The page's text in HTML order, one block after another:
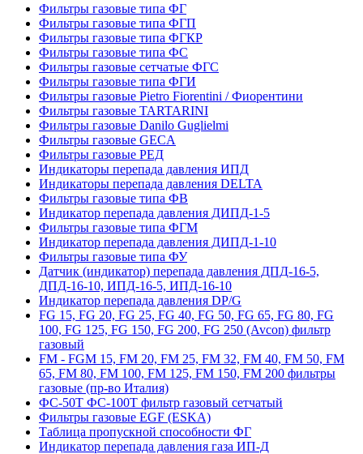
Фильтры газовые типа ФГ
Фильтры газовые типа ФГП
Фильтры газовые типа ФГКР
Фильтры газовые типа ФС
Фильтры газовые сетчатые ФГС
Фильтры газовые типа ФГИ
Фильтры газовые Pietro Fiorentini / Фиорентини
Фильтры газовые TARTARINI
Фильтры газовые Danilo Guglielmi
Фильтры газовые GECA
Фильтры газовые РЕД
Индикаторы перепада давления ИПД
Индикаторы перепада давления DELTA
Фильтры газовые типа ФВ
Индикатор перепада давления ДИПД-1-5
Фильтры газовые типа ФГМ
Индикатор перепада давления ДИПД-1-10
Фильтры газовые типа ФУ
Датчик (индикатор) перепада давления ДПД-16-5,
ДПД-16-10, ИПД-16-5, ИПД-16-10
Индикатор перепада давления DP/G
FG 15, FG 20, FG 25, FG 40, FG 50, FG 65, FG 80, FG
100, FG 125, FG 150, FG 200, FG 250 (Avcon) фильтр
газовый
FM - FGM 15, FM 20, FM 25, FM 32, FM 40, FM 50, FM
65, FM 80, FM 100, FM 125, FM 150, FM 200 фильтры
газовые (пр-во Италия)
ФС-50Т ФС-100Т фильтр газовый сетчатый
Фильтры газовые EGF (ESKA)
Таблица пропускной способности ФГ
Индикатор перепада давления газа ИП-Д